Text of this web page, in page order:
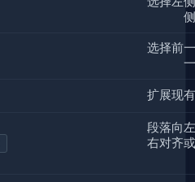
选择前
扩展现
段落向
右对齐